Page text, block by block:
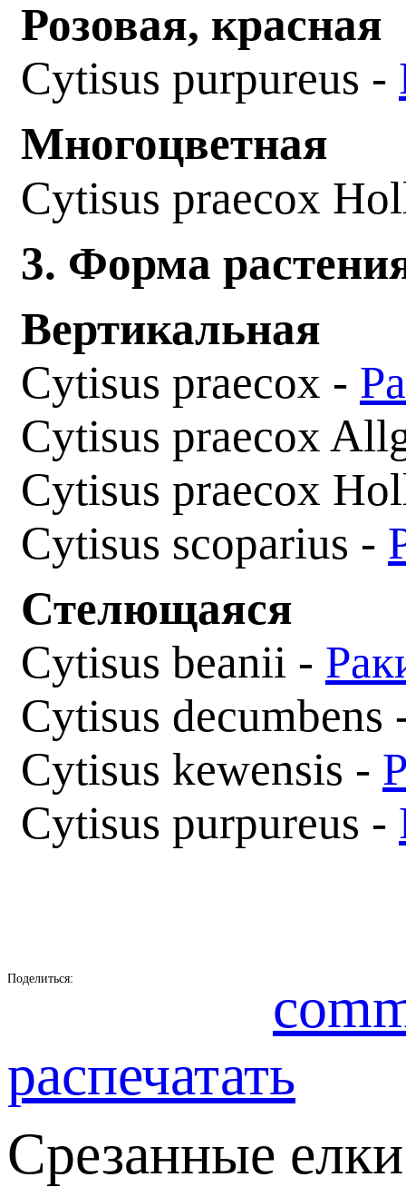
Розовая, красная
Cytisus purpureus -
Многоцветная
Cytisus praecox
3. Форма
Вертикальная
Cytisus praecox -
Cytisus praecox
Cytisus praecox
Cytisus scoparius -
Стелющаяся
Cytisus beanii -
Cytisus
Cytisus kewensis -
Cytisus purpureus -
Поделиться:
распечатать
Срезанные